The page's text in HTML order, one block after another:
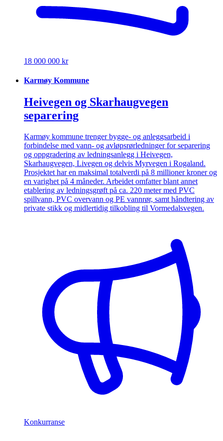
18 000 000 kr
Karmøy Kommune
Heivegen og Skarhaugvegen
separering
Karmøy kommune trenger bygge- og anleggsarbeid i
forbindelse med vann- og avløpsrørledninger for separering
og oppgradering av ledningsanlegg i Heivegen,
Skarhaugvegen, Livegen og delvis Myrvegen i Rogaland.
Prosjektet har en maksimal totalverdi på 8 millioner kroner og
en varighet på 4 måneder. Arbeidet omfatter blant annet
etablering av ledningsgrøft på ca. 220 meter med PVC
spillvann, PVC overvann og PE vannrør, samt håndtering av
private stikk og midlertidig tilkobling til Vormedalsvegen.
Konkurranse